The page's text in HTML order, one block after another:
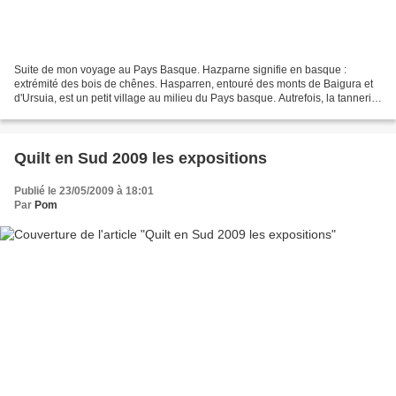
Suite de mon voyage au Pays Basque. Hazparne signifie en basque :
extrémité des bois de chênes. Hasparren, entouré des monts de Baigura et
d'Ursuia, est un petit village au milieu du Pays basque. Autrefois, la tannerie
Quilt en Sud 2009 les expositions
Publié le 23/05/2009 à 18:01
Par Pom